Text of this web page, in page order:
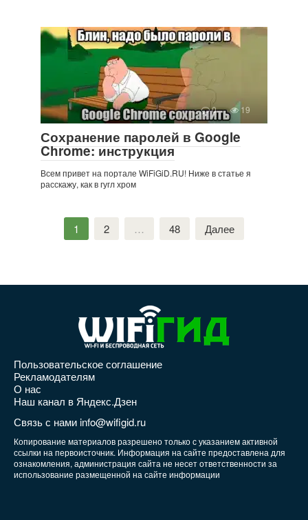
0 19
Сохранение паролей в Google
Chrome: инструкция
Всем привет на портале WiFiGiD.RU! Ниже в статье я
расскажу, как в гугл хром
1 2 … 48 Далее
Пользовательское соглашение
Рекламодателям
О нас
Наш канал в Яндекс.Дзен
Связь с нами info@wifigid.ru
Копирование материалов разрешено только с указанием активной
ссылки на первоисточник. Информация на сайте предоставлена для
ознакомления, администрация сайта не несет ответственности за
использование размещенной на сайте информации